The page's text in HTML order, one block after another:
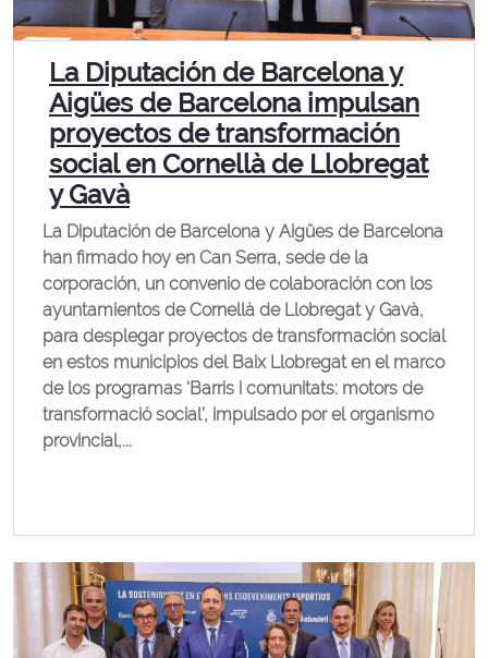
La Diputación de Barcelona y
Aigües de Barcelona impulsan
proyectos de transformación
social en Cornellà de Llobregat
y Gavà
La Diputación de Barcelona y Aigües de Barcelona
han firmado hoy en Can Serra, sede de la
corporación, un convenio de colaboración con los
ayuntamientos de Cornellà de Llobregat y Gavà,
para desplegar proyectos de transformación social
en estos municipios del Baix Llobregat en el marco
de los programas ‘Barris i comunitats: motors de
transformació social’, impulsado por el organismo
provincial,...